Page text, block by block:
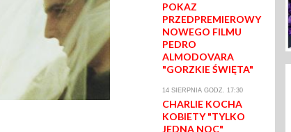
POKAZ
PRZEDPREMIEROWY
NOWEGO FILMU
PEDRO
ALMODOVARA
"GORZKIE ŚWIĘTA"
14 SIERPNIA GODZ. 17:30
CHARLIE KOCHA
KOBIETY "TYLKO
JEDNA NOC"